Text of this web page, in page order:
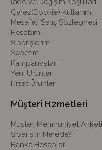
İade ve Değişim Koşulları
Çerez(Cookie) Kullanımı
Mesafeli Satış Sözleşmesi
Hesabım
Siparişlerim
Sepetim
Kampanyalar
Yeni Ürünler
Fırsat Ürünler
Müşteri Hizmetleri
Müşteri Memnuniyet Anketi
Siparişim Nerede?
Banka Hesapları